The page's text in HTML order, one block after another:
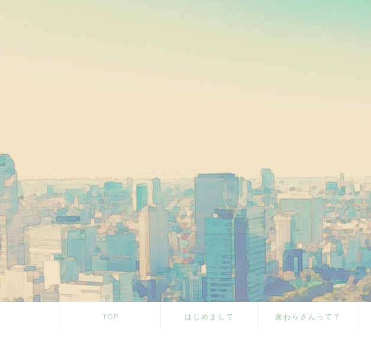
TOP はじめまして 麦わらさんって？